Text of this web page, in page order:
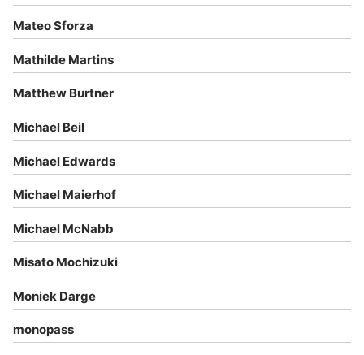
Mateo Sforza
Mathilde Martins
Matthew Burtner
Michael Beil
Michael Edwards
Michael Maierhof
Michael McNabb
Misato Mochizuki
Moniek Darge
monopass